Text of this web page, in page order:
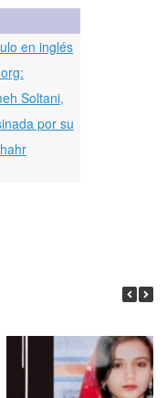
en inglés
Soltani,
por su